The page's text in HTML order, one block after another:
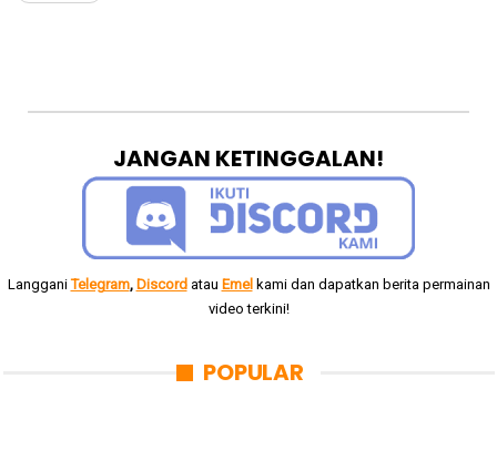
JANGAN KETINGGALAN!
LangganiTelegram, Discordatau Emel kami dan dapatkan berita permainan
video terkini!
POPULAR